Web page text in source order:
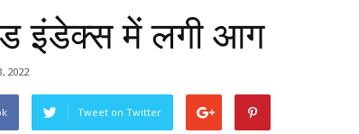
इंडेक्‍स में लगी आग
2022
Tweet on Twitter